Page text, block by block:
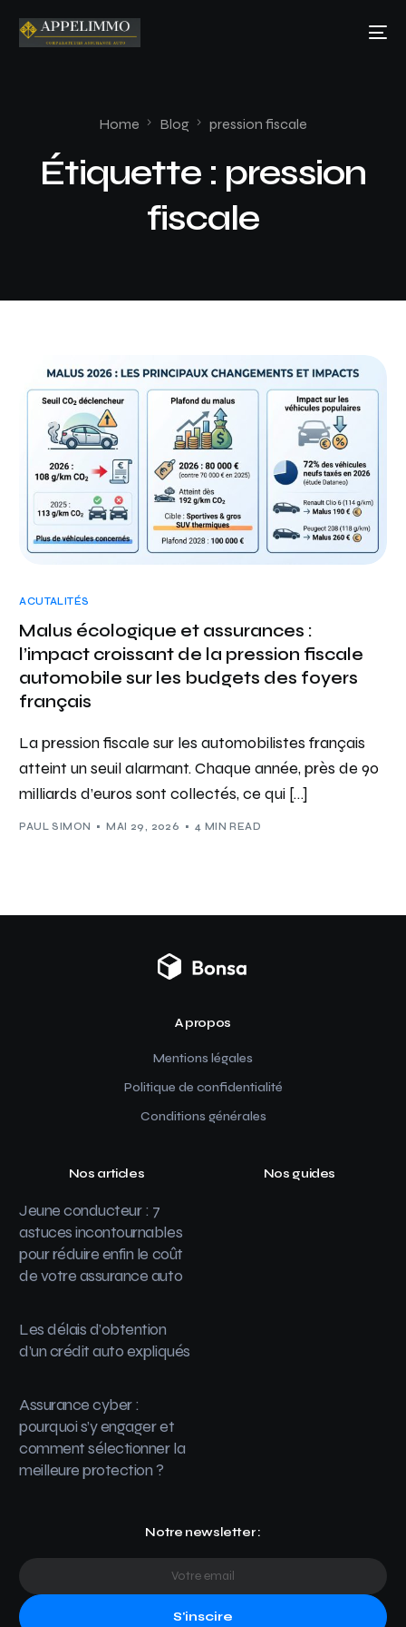
Home Blog pression fiscale
Étiquette : pression
fiscale
ACUTALITÉS
Malus écologique et assurances :
l’impact croissant de la pression fiscale
automobile sur les budgets des foyers
français
La pression fiscale sur les automobilistes français
atteint un seuil alarmant. Chaque année, près de 90
milliards d’euros sont collectés, ce qui […]
PAUL SIMON MAI 29, 2026 4 MIN READ
A propos
Mentions légales
Politique de confidentialité
Conditions générales
Nos articles
Jeune conducteur : 7
astuces incontournables
pour réduire enfin le coût
de votre assurance auto
Les délais d’obtention
d’un crédit auto expliqués
Assurance cyber :
pourquoi s’y engager et
comment sélectionner la
meilleure protection ?
Nos guides
Notre newsletter :
S'inscire